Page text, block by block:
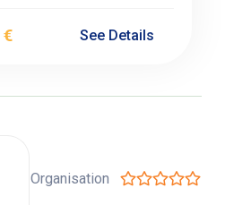
See Details
Organisation